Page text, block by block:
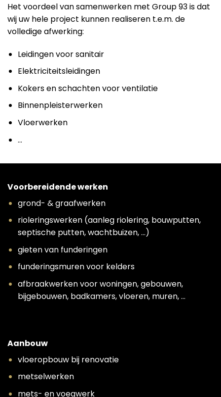
Het voordeel van samenwerken met Group 93 is dat
wij uw hele project kunnen realiseren t.e.m. de
volledige afwerking:
Leidingen voor sanitair
Elektriciteitsleidingen
Kokers en schachten voor ventilatie
Binnenpleisterwerken
Vloerwerken
…
Voorbereidende werken
grond- & graafwerken
rioleringswerken (aanleg riolering, bouwputten,
septische putten, wachtbuizen, …)
gieten van funderingen
funderingsmuren voor kelders
afbraakwerken voor woningen, gebouwen,
bijgebouwen, badkamers, vloeren, muren, …
Aanbouw
vloeropbouw bij renovatie
metselwerken
mets- en voegwerk